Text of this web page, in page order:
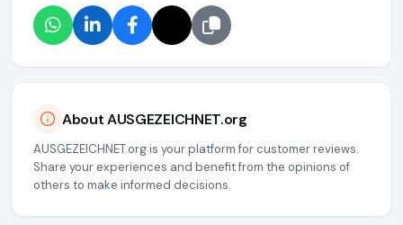
About AUSGEZEICHNET.org
AUSGEZEICHNET.org is your platform for customer reviews.
Share your experiences and benefit from the opinions of
others to make informed decisions.